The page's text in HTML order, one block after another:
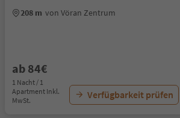
208 m von Vöran Zentrum
ab 84€
1 Nacht / 1
Apartment Inkl.
MwSt.
Verfügbarkeit prüfen